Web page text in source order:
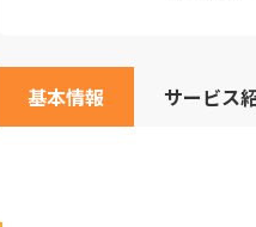
基本情報 サービス